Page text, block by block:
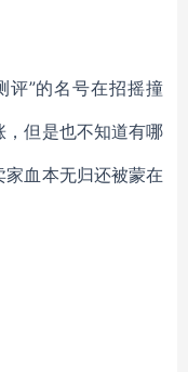
评”的名号在招摇撞
但是也不知道有哪
血本无归还被蒙在